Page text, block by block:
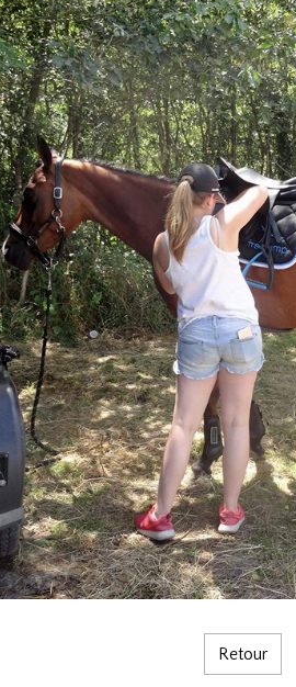
Retour